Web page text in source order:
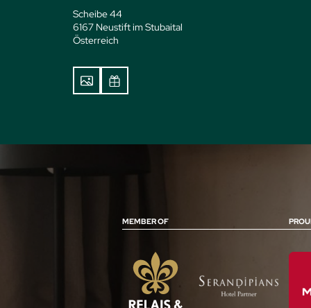
Scheibe 44
6167 Neustift im Stubaital
Österreich
MEMBER OF